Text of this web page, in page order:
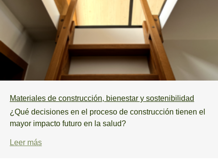
Materiales de construcción, bienestar y sostenibilidad
¿Qué decisiones en el proceso de construcción tienen el
mayor impacto futuro en la salud?
Leer más